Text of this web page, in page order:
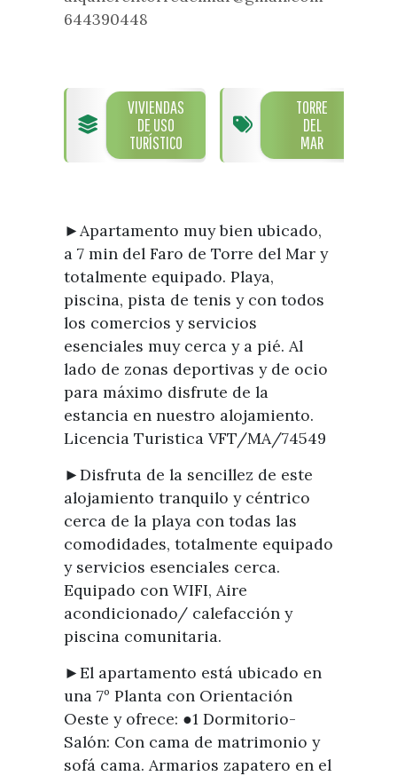
Oficinas de Turismo
Historia
Historia del municipio
Sectores
Artesanía
Empresas de subtropicales
Visitas
Semana Santa de Vélez-
Málaga
Galería fotográfica de eventos
Guías turísticas
Ayuntamiento
Encuestas
644390448
VIVIENDAS
DE USO
TURÍSTICO
TORRE
DEL
MAR
►Apartamento muy bien ubicado,
a 7 min del Faro de Torre del Mar y
totalmente equipado. Playa,
piscina, pista de tenis y con todos
los comercios y servicios
esenciales muy cerca y a pié. Al
lado de zonas deportivas y de ocio
para máximo disfrute de la
estancia en nuestro alojamiento.
Licencia Turistica VFT/MA/74549
►Disfruta de la sencillez de este
alojamiento tranquilo y céntrico
cerca de la playa con todas las
comodidades, totalmente equipado
y servicios esenciales cerca.
Equipado con WIFI, Aire
acondicionado/ calefacción y
piscina comunitaria.
►El apartamento está ubicado en
una 7º Planta con Orientación
Oeste y ofrece: ●1 Dormitorio-
Salón: Con cama de matrimonio y
sofá cama. Armarios zapatero en el